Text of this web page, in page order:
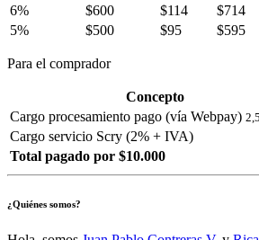
6%
$600 $114 $714
5%
$500 $95 $595
Para el comprador
Concepto
Cargo procesamiento pago (vía Webpay)
Cargo servicio Scry (2% + IVA)
Total pagado por $10.000
¿Quiénes somos?